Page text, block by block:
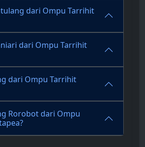
dari Ompu Tarrihit
dari Ompu Tarrihit
dari Ompu Tarrihit
Rorobot dari Ompu